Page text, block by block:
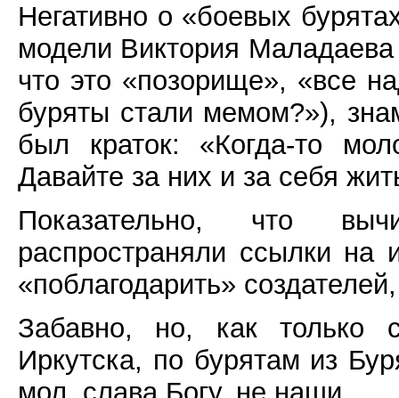
Негативно о «боевых
модели Виктория
что это «позорище», «все
буряты стали мемом?»),
был краток: «Когда-то
Давайте за них и за себя
Показательно, что
распространяли ссылки
«поблагодарить»
Забавно, но, как только
Иркутска, по бурятам из